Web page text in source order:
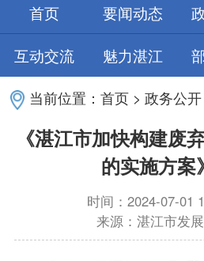
首页 要闻动态
互动交流
魅力湛江
当前位置：首页 >政务公开
《湛江市加快构建废
的实施方案
时间：2024-07-01
来源：湛江市发